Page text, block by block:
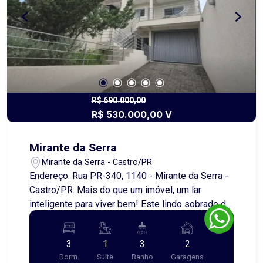
R$ 690.000,00
R$ 530.000,00 V
Mirante da Serra
Mirante da Serra - Castro/PR
Endereço: Rua PR-340, 1140 - Mirante da Serra -
Castro/PR. Mais do que um imóvel, um lar
inteligente para viver bem! Este lindo sobrado de
três pavimentos foi pensado para oferecer
conforto, funcionalidade e bem-estar em cada
com churrasqueira, perfeita para momentos
3
Dorm.
1
Suite
3
Banho
2
Garagens